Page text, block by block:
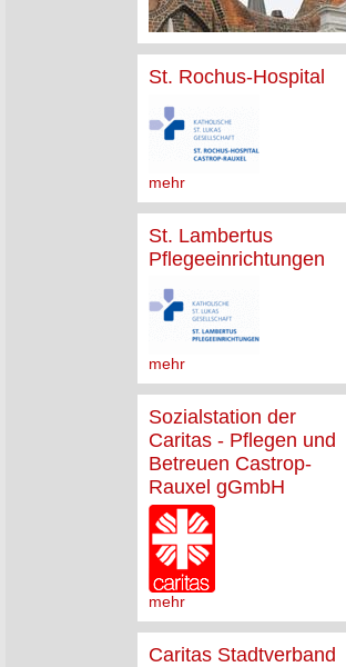
St. Rochus-Hospital
mehr
St. Lambertus
Pflegeeinrichtungen
mehr
Sozialstation der
Caritas - Pflegen und
Betreuen Castrop-
Rauxel gGmbH
mehr
Caritas Stadtverband